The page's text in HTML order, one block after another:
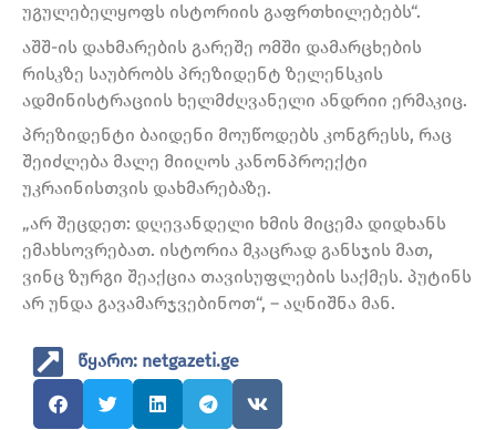
უგულებელყოფს ისტორიის გაფრთხილებებს“.
აშშ-ის დახმარების გარეშე ომში დამარცხების
რისკზე საუბრობს პრეზიდენტ ზელენსკის
ადმინისტრაციის ხელმძღვანელი ანდრიი ერმაკიც.
პრეზიდენტი ბაიდენი მოუწოდებს კონგრესს, რაც
შეიძლება მალე მიიღოს კანონპროექტი
უკრაინისთვის დახმარებაზე.
„არ შეცდეთ: დღევანდელი ხმის მიცემა დიდხანს
ემახსოვრებათ. ისტორია მკაცრად განსჯის მათ,
ვინც ზურგი შეაქცია თავისუფლების საქმეს. პუტინს
არ უნდა გავამარჯვებინოთ“, – აღნიშნა მან.
წყარო: netgazeti.ge